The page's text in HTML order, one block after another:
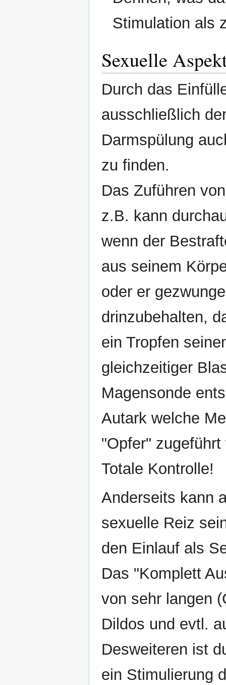
Stimulation als
Sexuelle
Durch das
ausschließlich
Darmspülung
zu finden.
Das Zuführen
z.B. kann
wenn der
aus seinem
oder er
drinzubehalten,
ein Tropfen
gleichzeitiger
Magensonde
Autark welche
"Opfer"
Totale Kontrolle!
Anderseits kann
sexuelle Reiz
den Einlauf als
Das "Komplett
von sehr langen
Dildos und evtl.
Desweiteren ist
ein Stimulierung